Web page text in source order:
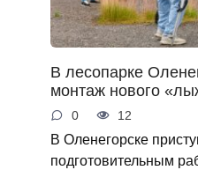
В лесопарке
монтаж нового
0 12
В Оленегорске
подготовительным